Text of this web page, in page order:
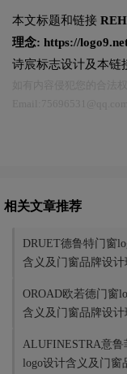
本文标题和链接
理念: https://
诗宸标志设计及本链
相关文章推荐
DRUET德鲁特门窗
含义及门窗品牌设计
OROAD欧若德门窗
含义及门窗品牌设计
ALUFINESTRA意鲁
logo设计含义及门窗